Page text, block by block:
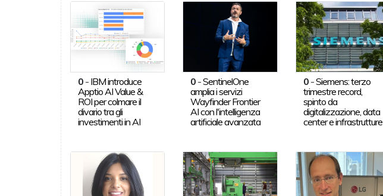
0- IBM introduce
Apptio AI Value &
ROI per colmare il
divario tra gli
investimenti in AI
0 -SentinelOne
amplia i servizi
Wayfinder Frontier
AI con l'intelligenza
artificiale avanzata
0-Siemens: terzo
trimestre record,
spinto da
digitalizzazione, data
center e infrastrutture